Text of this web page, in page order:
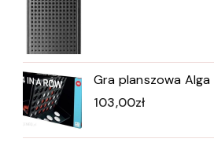
Gra planszowa
103,00zł